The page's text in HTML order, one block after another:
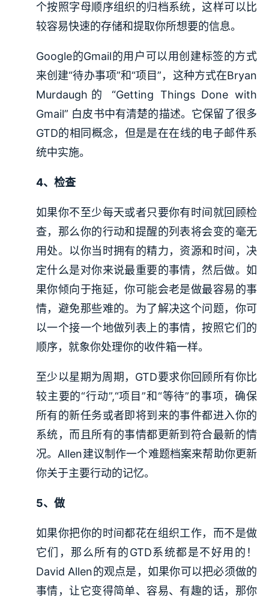
个按照字母顺序组织的归档系统，这样可以比
较容易快速的存储和提取你所想要的信息。
Google的Gmail的用户可以用创建标签的方式
来创建“待办事项”和“项目”，这种方式在Bryan
Murdaugh的 “Getting Things Done with
Gmail” 白皮书中有清楚的描述。它保留了很多
GTD的相同概念，但是是在在线的电子邮件系
统中实施。
4、检查
如果你不至少每天或者只要你有时间就回顾检
查，那么你的行动和提醒的列表将会变的毫无
用处。以你当时拥有的精力，资源和时间，决
定什么是对你来说最重要的事情，然后做。如
果你倾向于拖延，你可能会老是做最容易的事
情，避免那些难的。为了解决这个问题，你可
以一个接一个地做列表上的事情，按照它们的
顺序，就象你处理你的收件箱一样。
至少以星期为周期，GTD要求你回顾所有你比
较主要的“行动”,“项目”和“等待”的事项，确保
所有的新任务或者即将到来的事件都进入你的
系统，而且所有的事情都更新到符合最新的情
况。Allen建议制作一个难题档案来帮助你更新
你关于主要行动的记忆。
5、做
如果你把你的时间都花在组织工作，而不是做
它们，那么所有的GTD系统都是不好用的！
David Allen的观点是，如果你可以把必须做的
事情，让它变得简单、容易、有趣的话，那你